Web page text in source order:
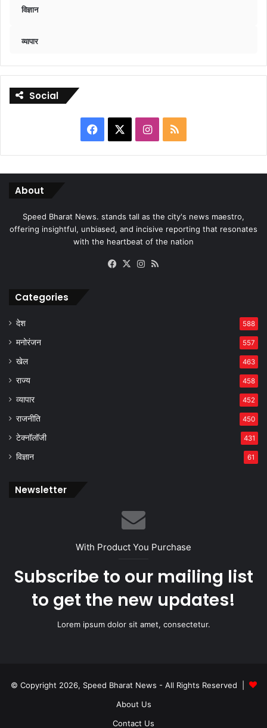
विज्ञान
व्यापार
Social
Facebook Instagram
RSS
About
Speed Bharat News. stands tall as the city's news maestro,
offering insightful, unbiased, and incisive reporting that resonates
with the heartbeat of the nation
Facebook
X Instagram
Categories
देश 588
मनोरंजन 557
खेल 463
राज्य 458
व्यापार 452
राजनीति 450
टेक्नॉलॉजी 431
विज्ञान 61
Newsletter
With Product You Purchase
Subscribe to our mailing list
to get the new updates!
Lorem ipsum dolor sit amet, consectetur.
© Copyright 2026, Speed Bharat News - All Rights Reserved |
About Us
Contact Us